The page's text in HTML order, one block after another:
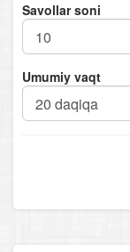
Orfoepiya
Otlarning
Sifatlarning
Savollar soni
Umumiy vaqt